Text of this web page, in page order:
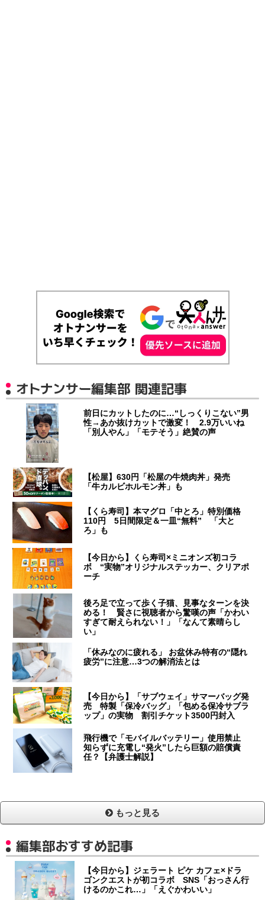
オトナンサー編集部 関連記事
前日にカットしたのに…“しっくりこない”男
性→あか抜けカットで激変！ 2.9万いいね
「別人やん」「モテそう」絶賛の声
【松屋】630円「松屋の牛焼肉丼」発売
「牛カルビホルモン丼」も
【くら寿司】本マグロ「中とろ」特別価格
110円 5日間限定＆一皿“無料” 「大と
ろ」も
【今日から】くら寿司×ミニオンズ初コラ
ボ “実物”オリジナルステッカー、クリアポ
ーチ
後ろ足で立って歩く子猫、見事なターンを決
める！ 賢さに視聴者から驚嘆の声「かわい
すぎて耐えられない！」「なんて素晴らし
い」
「休みなのに疲れる」 お盆休み特有の“隠れ
疲労”に注意…3つの解消法とは
【今日から】「サブウェイ」サマーバッグ発
売 特製「保冷バッグ」「包める保冷サブラ
ップ」の実物 割引チケット3500円封入
飛行機で「モバイルバッテリー」使用禁止
知らずに充電し“発火”したら巨額の賠償責
任？【弁護士解説】
もっと見る
編集部おすすめ記事
【今日から】ジェラート ピケ カフェ×ドラ
ゴンクエストが初コラボ SNS「おっさん行
けるのかこれ…」「えぐかわいい」